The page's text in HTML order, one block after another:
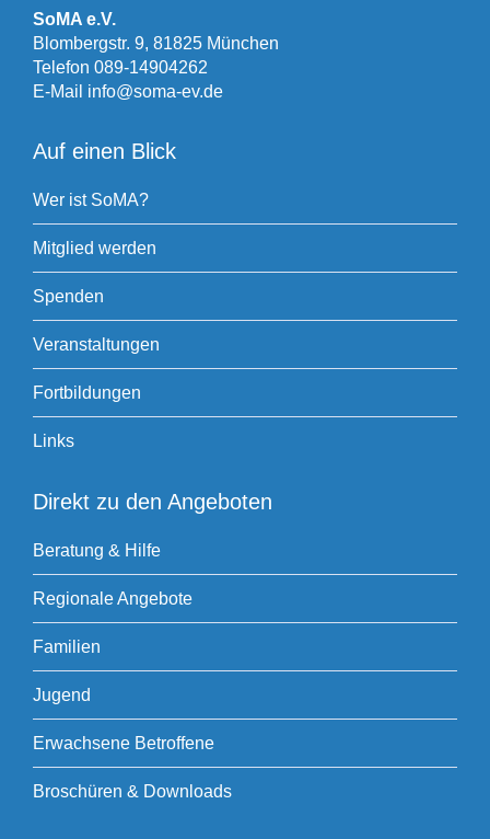
SoMA e.V.
Blombergstr. 9, 81825 München
Telefon 089-14904262
E-Mail info@soma-ev.de
Auf einen Blick
Wer ist SoMA?
Mitglied werden
Spenden
Veranstaltungen
Fortbildungen
Links
Direkt zu den Angeboten
Beratung & Hilfe
Regionale Angebote
Familien
Jugend
Erwachsene Betroffene
Broschüren & Downloads